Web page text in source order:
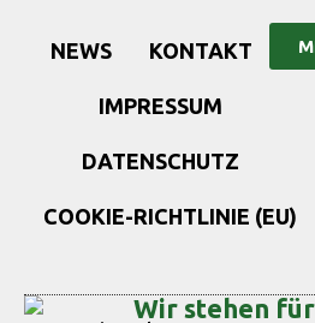
NEWS KONTAKT
IMPRESSUM
DATENSCHUTZ
COOKIE-RICHTLINIE (EU)
Wir stehen für